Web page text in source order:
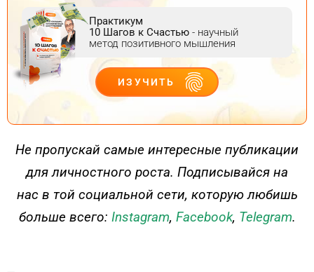
Практикум
10 Шагов к Счастью - научный
метод позитивного мышления
ИЗУЧИТЬ
ДЕЙСТВУЙ
Не пропускай самые интересные публикации
для личностного роста. Подписывайся на
нас в той социальной сети, которую любишь
больше всего: Instagram, Facebook, Telegram.